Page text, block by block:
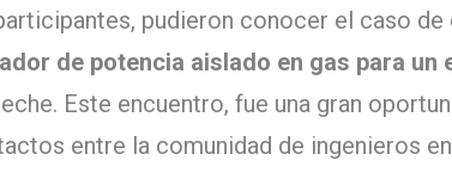
pudieron conocer el caso de
de potencia aislado en gas para un
Este encuentro, fue una gran
entre la comunidad de ingenieros